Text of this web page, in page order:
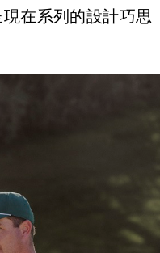
在系列的設計巧思